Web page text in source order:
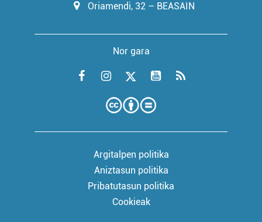
Oriamendi, 32 – BEASAIN
Nor gara
Argitalpen politika
Aniztasun politika
Pribatutasun politika
Cookieak